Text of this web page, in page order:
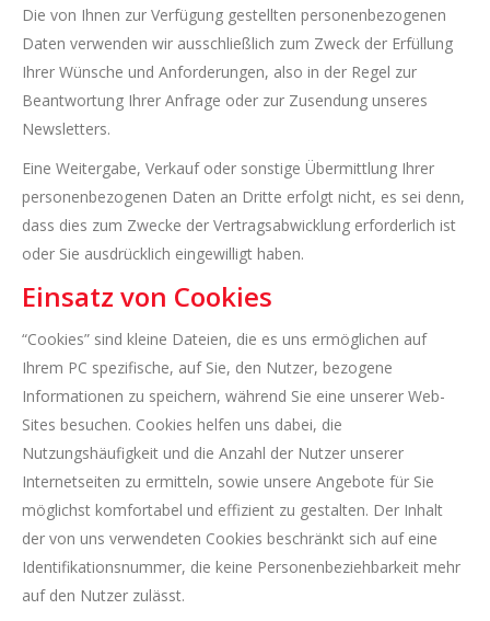
Die von Ihnen zur Verfügung gestellten personenbezogenen
Daten verwenden wir ausschließlich zum Zweck der Erfüllung
Ihrer Wünsche und Anforderungen, also in der Regel zur
Beantwortung Ihrer Anfrage oder zur Zusendung unseres
Newsletters.
Eine Weitergabe, Verkauf oder sonstige Übermittlung Ihrer
personenbezogenen Daten an Dritte erfolgt nicht, es sei denn,
dass dies zum Zwecke der Vertragsabwicklung erforderlich ist
oder Sie ausdrücklich eingewilligt haben.
Einsatz von Cookies
“Cookies” sind kleine Dateien, die es uns ermöglichen auf
Ihrem PC spezifische, auf Sie, den Nutzer, bezogene
Informationen zu speichern, während Sie eine unserer Web-
Sites besuchen. Cookies helfen uns dabei, die
Nutzungshäufigkeit und die Anzahl der Nutzer unserer
Internetseiten zu ermitteln, sowie unsere Angebote für Sie
möglichst komfortabel und effizient zu gestalten. Der Inhalt
der von uns verwendeten Cookies beschränkt sich auf eine
Identifikationsnummer, die keine Personenbeziehbarkeit mehr
auf den Nutzer zulässt.